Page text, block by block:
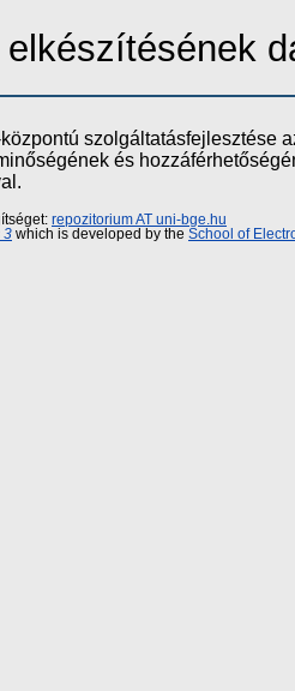
elkészítésének
szolgáltatásfejlesztése
és
repozitorium AT uni-bge.hu
3 which is developed by the School of